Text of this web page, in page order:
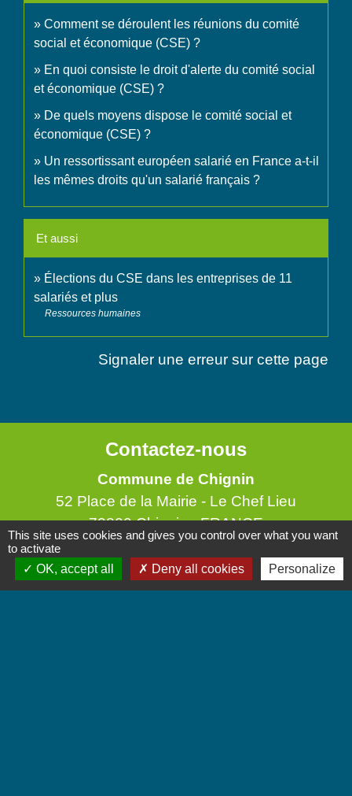
Comment se déroulent les réunions du comité
social et économique (CSE) ?
En quoi consiste le droit d'alerte du comité social
et économique (CSE) ?
De quels moyens dispose le comité social et
économique (CSE) ?
Un ressortissant européen salarié en France a-t-il
les mêmes droits qu'un salarié français ?
Et aussi
Élections du CSE dans les entreprises de 11
salariés et plus
Ressources humaines
Signaler une erreur sur cette page
Contactez-nous
Commune de Chignin
52 Place de la Mairie - Le Chef Lieu
73800 Chignin - FRANCE
+33 4 79 28 10 12
Contact par formulaire
This site uses cookies and gives you control over what you want
to activate
OK, accept all
Deny all cookies Personalize